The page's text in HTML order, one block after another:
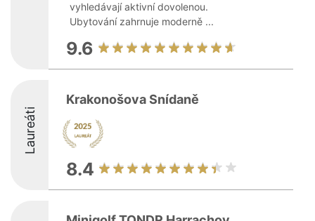
vyhledávají aktivní dovolenou.
Ubytování zahrnuje moderně ...
9.6
Laureáti
Krakonošova Snídaně
8.4